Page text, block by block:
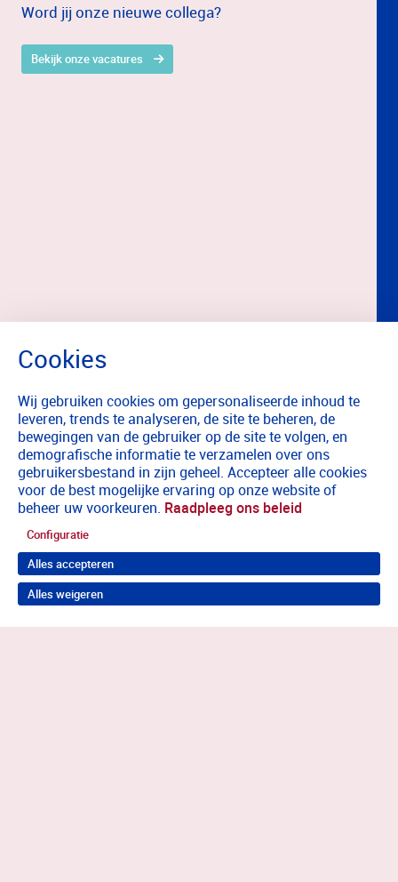
Word jij onze nieuwe collega?
Bekijk onze vacatures
Wij gebruiken cookies om gepersonaliseerde inhoud te
leveren, trends te analyseren, de site te beheren, de
bewegingen van de gebruiker op de site te volgen, en
demografische informatie te verzamelen over ons
gebruikersbestand in zijn geheel. Accepteer alle cookies
voor de best mogelijke ervaring op onze website of
beheer uw voorkeuren. Raadpleeg ons beleid
Configuratie
Alles accepteren
Alles weigeren